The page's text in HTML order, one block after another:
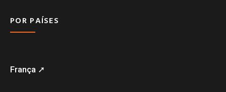
POR PAÍSES
França ➚